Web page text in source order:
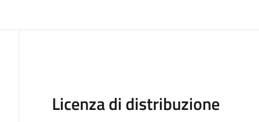
Descrizione
Licenza di distribuzione